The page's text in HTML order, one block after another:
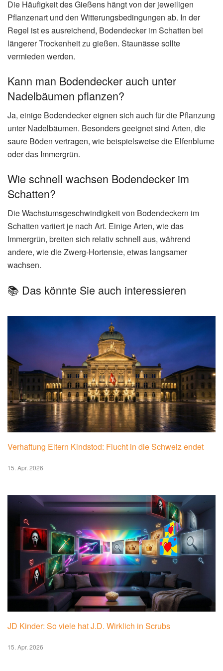
Die Häufigkeit des Gießens hängt von der jeweiligen
Pflanzenart und den Witterungsbedingungen ab. In der
Regel ist es ausreichend, Bodendecker im Schatten bei
längerer Trockenheit zu gießen. Staunässe sollte
vermieden werden.
Kann man Bodendecker auch unter
Nadelbäumen pflanzen?
Ja, einige Bodendecker eignen sich auch für die Pflanzung
unter Nadelbäumen. Besonders geeignet sind Arten, die
saure Böden vertragen, wie beispielsweise die Elfenblume
oder das Immergrün.
Wie schnell wachsen Bodendecker im
Schatten?
Die Wachstumsgeschwindigkeit von Bodendeckern im
Schatten variiert je nach Art. Einige Arten, wie das
Immergrün, breiten sich relativ schnell aus, während
andere, wie die Zwerg-Hortensie, etwas langsamer
wachsen.
📚 Das könnte Sie auch interessieren
Verhaftung Eltern Kindstod: Flucht in die Schweiz endet
15. Apr. 2026
JD Kinder: So viele hat J.D. Wirklich in Scrubs
15. Apr. 2026